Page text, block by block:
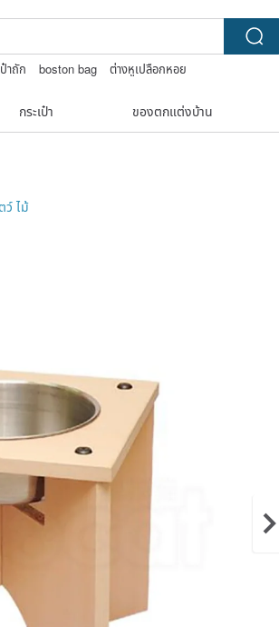
ป๋าถัก boston bag
ต่างหูเปลือกหอย
กระเป๋า ของตกแต่งบ้าน
ว์ ไม้